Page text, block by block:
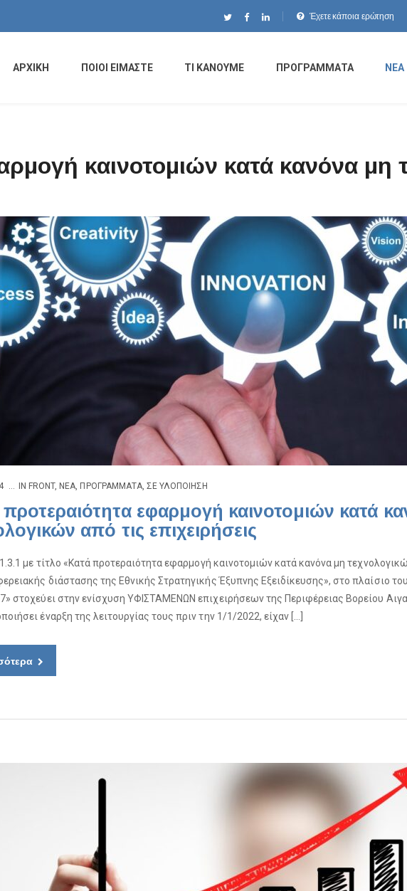
Έχετε κάποια ερώτηση
ΑΡΧΙΚΗ ΠΟΙΟΙ ΕΙΜΑΣΤΕ ΤΙ ΚΑΝΟΥΜΕ ΠΡΟΓΡΑΜΜΑΤΑ ΝΕΑ
καινοτομιών κατά κανόνα μη
IN FRONT, ΝΈΑ, ΠΡΟΓΡΆΜΜΑΤΑ, ΣΕ ΥΛΟΠΟΊΗΣΗ
εφαρμογή καινοτομιών κατά
από τις επιχειρήσεις
με τίτλο «Κατά προτεραιότητα εφαρμογή καινοτομιών κατά κανόνα μη
διάστασης της Εθνικής Στρατηγικής Έξυπνης Εξειδίκευσης», στο πλαίσιο
στοχεύει στην ενίσχυση ΥΦΙΣΤΑΜΕΝΩΝ επιχειρήσεων της Περιφέρειας Βορείου
έναρξη της λειτουργίας τους πριν την 1/1/2022, είχαν […]